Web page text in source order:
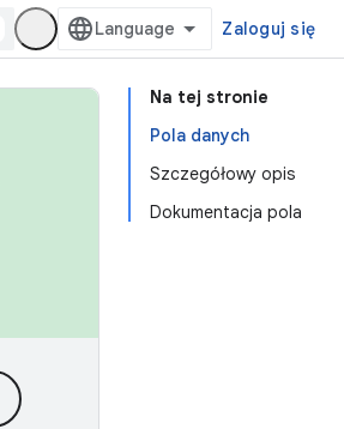
Zaloguj się
Na tej stronie
Pola danych
Szczegółowy opis
Dokumentacja pola